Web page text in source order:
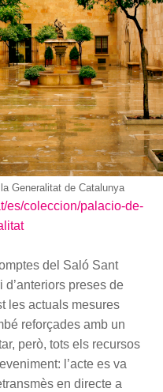
Generalitat de Catalunya
es/coleccion/palacio-de-
del Saló Sant
d’anteriors preses de
les actuals mesures
reforçades amb un
però, tots els recursos
l’acte es va
en directe a